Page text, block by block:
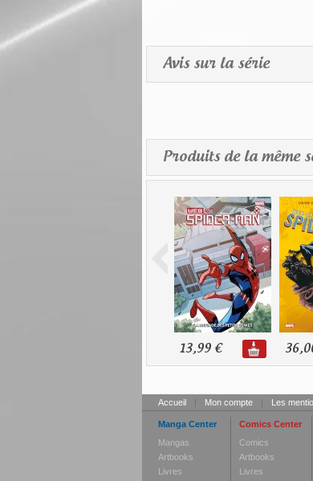
Avis sur la série
Produits de la même
13,99 €
Accueil | Mon compte | Les
Manga Center
Mangas
Artbooks
Livres
Comics Center
Comics
Artbooks
Livres